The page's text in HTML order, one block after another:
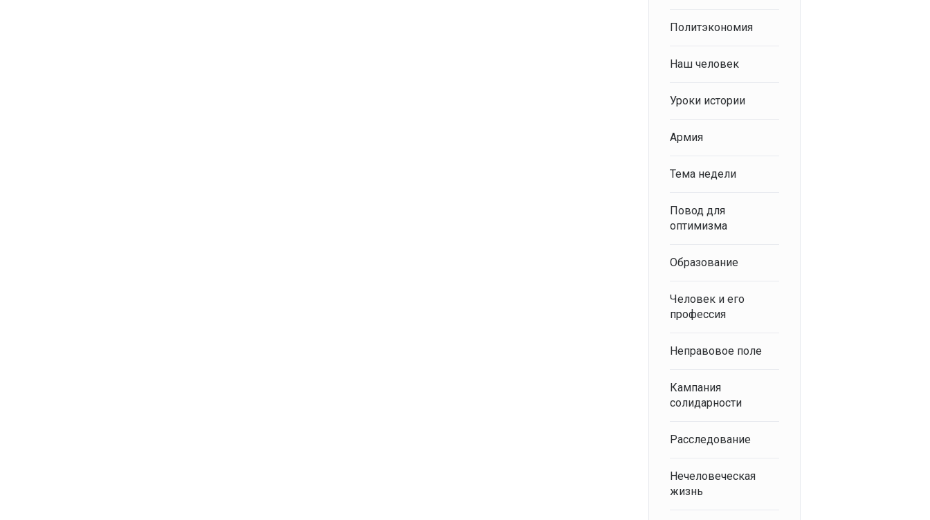
Политэкономия
Наш человек
Уроки истории
Армия
Тема недели
Повод для
оптимизма
Образование
Человек и его
профессия
Неправовое поле
Кампания
солидарности
Расследование
Нечеловеческая
жизнь